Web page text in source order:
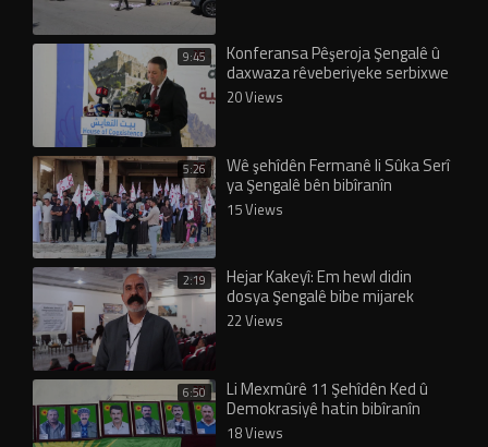
9:45 Konferansa Pêşeroja Şengalê û
daxwaza rêveberiyeke serbixwe
hate lidarxistin
20 Views
5:26 Wê şehîdên Fermanê li Sûka Serî
ya Şengalê bên bibîranîn
15 Views
2:19 Hejar Kakeyî: Em hewl didin
dosya Şengalê bibe mijarek
navdewletî
22 Views
6:50 Li Mexmûrê 11 Şehîdên Ked û
Demokrasiyê hatin bibîranîn
18 Views